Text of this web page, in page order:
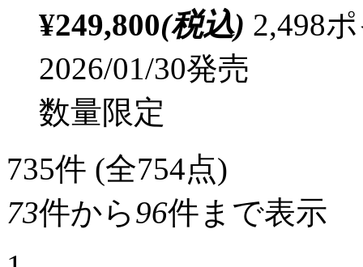
¥249,800(税込) 2,498
2026/01/30発売
数量限定
735件 (全754点)
73件から96件まで表示